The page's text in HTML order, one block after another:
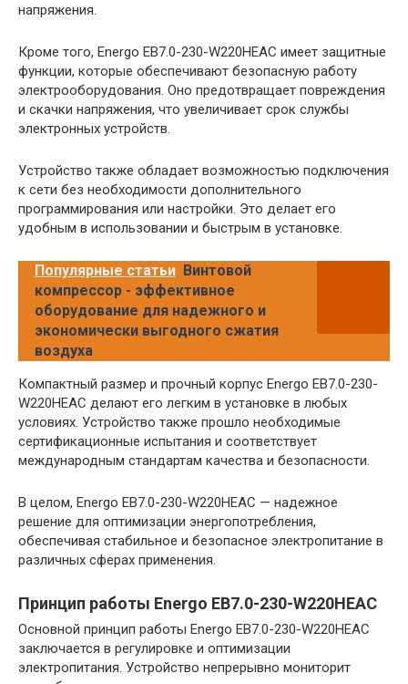
напряжения.
Кроме того, Energo EB7.0-230-W220HЕAC имеет защитные
функции, которые обеспечивают безопасную работу
электрооборудования. Оно предотвращает повреждения
и скачки напряжения, что увеличивает срок службы
электронных устройств.
Устройство также обладает возможностью подключения
к сети без необходимости дополнительного
программирования или настройки. Это делает его
удобным в использовании и быстрым в установке.
Популярные статьи Винтовой
компрессор - эффективное
оборудование для надежного и
экономически выгодного сжатия
воздуха
Компактный размер и прочный корпус Energo EB7.0-230-
W220HЕAC делают его легким в установке в любых
условиях. Устройство также прошло необходимые
сертификационные испытания и соответствует
международным стандартам качества и безопасности.
В целом, Energo EB7.0-230-W220HЕAC — надежное
решение для оптимизации энергопотребления,
обеспечивая стабильное и безопасное электропитание в
различных сферах применения.
Принцип работы Energo EB7.0-230-W220HЕAC
Основной принцип работы Energo EB7.0-230-W220HЕAC
заключается в регулировке и оптимизации
электропитания. Устройство непрерывно мониторит